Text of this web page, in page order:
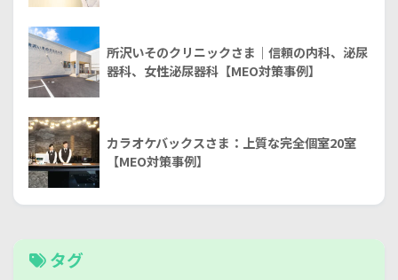
所沢いそのクリニックさま｜信頼の内科、泌尿
器科、女性泌尿器科【MEO対策事例】
カラオケバックスさま：上質な完全個室20室
【MEO対策事例】
タグ